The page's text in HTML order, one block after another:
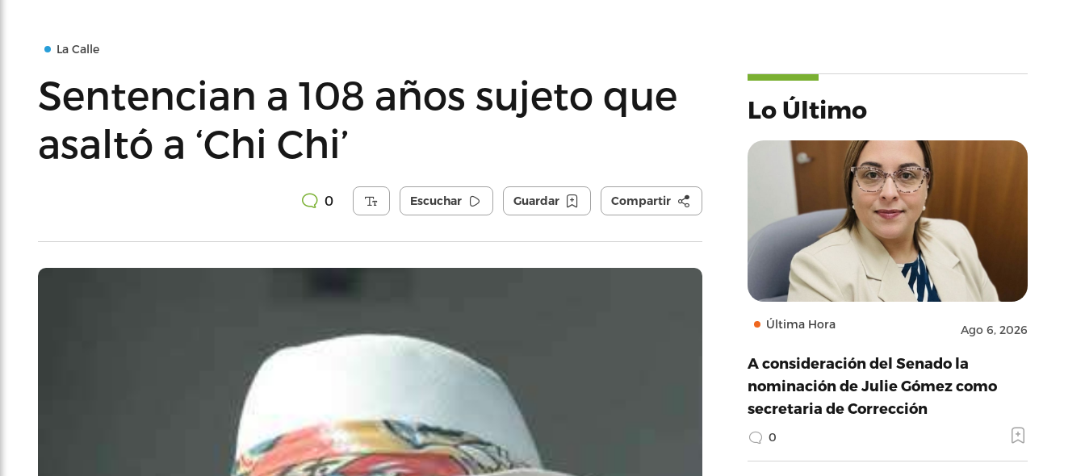
La Calle
Sentencian a 108 años sujeto que
asaltó a ‘Chi Chi’
0 Escuchar Guardar Compartir
Lo Último
Última Hora Ago 6, 2026
A consideración del Senado la
nominación de Julie Gómez como
secretaria de Corrección
0